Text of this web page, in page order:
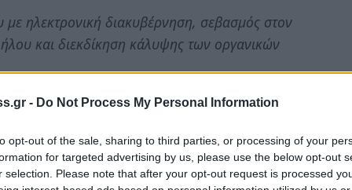
- Do Not Process My Personal Information
opt-out of the sale, sharing to third parties, or processing of your
for targeted advertising by us, please use the below opt-out
selection. Please note that after your opt-out request is processed
ηλεκτρονική διακυβέρνηση, σεβασμός στον
και διεκδίκηση κάλυψης των οργανικών
έργα και εργασίες για την
της δίκαιης τόνωσης της τοπικής αγοράς.
και των Τοπικών Συμβουλίων ως τους
Πιστεύουμε στην ανεξαρτησία των Τοπικών